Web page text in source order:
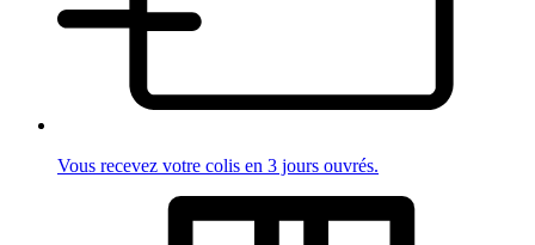
Vous recevez votre colis en 3 jours ouvrés.